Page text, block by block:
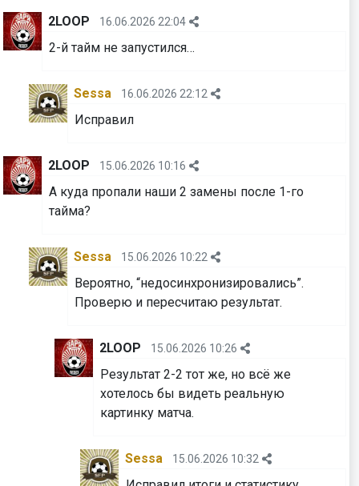
2LOOP 16.06.2026 22:04
2-й тайм не запустился…
Sessa 16.06.2026 22:12
Исправил
2LOOP 15.06.2026 10:16
А куда пропали наши 2 замены после 1-го
тайма?
Sessa 15.06.2026 10:22
Вероятно, “недосинхронизировались”.
⁠⁠⁠⁠⁠⁠⁠Проверю и пересчитаю результат.
2LOOP 15.06.2026 10:26
Результат 2-2 тот же, но всё же
хотелось бы видеть реальную
картинку матча.
Sessa 15.06.2026 10:32